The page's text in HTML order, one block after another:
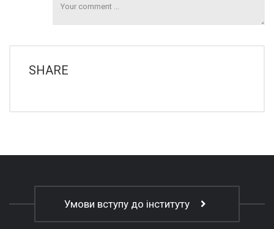
SHARE
Умови вступу до інституту